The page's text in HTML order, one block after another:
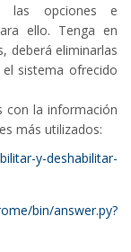
las opciones e
ello. Tenga en
deberá eliminarlas
sistema ofrecido
con la información
más utilizados:
y-deshabilitar-
bin/answer.py?